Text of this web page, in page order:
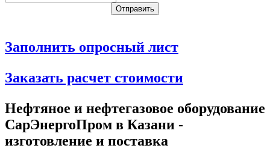
Заполнить опросный лист
Заказать расчет стоимости
Нефтяное и нефтегазовое оборудование
СарЭнергоПром в Казани -
изготовление и поставка